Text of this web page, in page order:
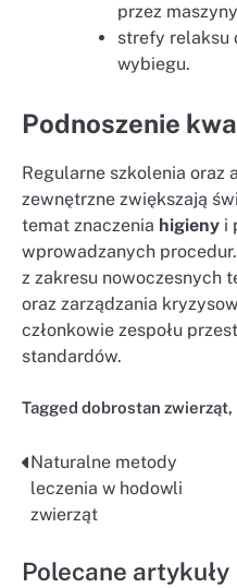
przez
strefy relaksu
wybiegu.
Podnoszenie
Regularne szkolenia oraz
zewnętrzne zwiększają
temat znaczenia higieny i
wprowadzanych
z zakresu nowoczesnych
oraz zarządzania
członkowie zespołu
standardów.
Tagged dobrostan zwierząt,
Nawigacja
wpisu
Naturalne metody
leczenia w hodowli
zwierząt
Polecane artykuły